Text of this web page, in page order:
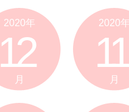
2020年
12
月
2020
11
月